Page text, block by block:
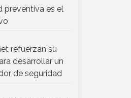
preventiva es el
refuerzan su
desarrollar un
de seguridad